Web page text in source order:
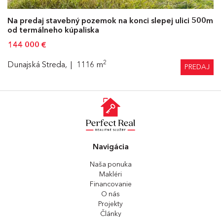
Na predaj stavebný pozemok na konci slepej ulici 500m
od termálneho kúpaliska
144 000 €
Dunajská Streda, 1116 m2
PREDAJ
Navigácia
Naša ponuka
Makléri
Financovanie
O nás
Projekty
Články